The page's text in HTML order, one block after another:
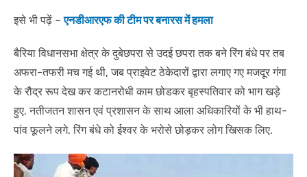
इसे भी पढ़ें –एनडीआरएफ की टीम पर बनारस में हमला
बैरिया विधानसभा क्षेत्र के दुबेछपरा से उदई छपरा तक बने रिंग बंधे पर तब
अफरा-तफरी मच गई थी, जब प्राइवेट ठेकेदारों द्वारा लगाए गए मजदूर गंगा
के रौद्र रूप देख कर कटानरोधी काम छोडकर बृहस्पतिवार को भाग खड़े
हुए. नतीजतन शासन एवं प्रशासन के साथ आला अधिकारियों के भी हाथ-
पांव फूलने लगे. रिंग बंधे को ईश्वर के भरोसे छोड़कर लोग खिसक लिए.